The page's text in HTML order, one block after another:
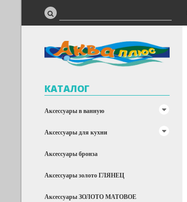
КАТАЛОГ
Аксессуары в ванную
Аксессуары для кухни
Аксессуары бронза
Аксессуары золото ГЛЯНЕЦ
Аксессуары ЗОЛОТО МАТОВОЕ